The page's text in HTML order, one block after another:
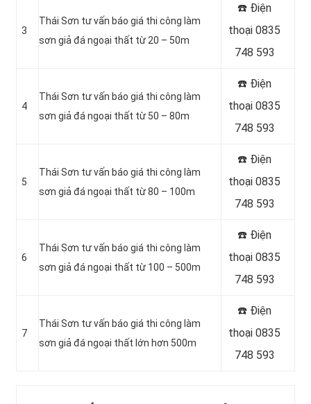
3
Thái Sơn tư vấn báo giá thi công làm
sơn giả đá ngoại thất từ 20 – 50m
☎️ Điện
thoại 0835
748 593
4
Thái Sơn tư vấn báo giá thi công làm
sơn giả đá ngoại thất từ 50 – 80m
☎️ Điện
thoại 0835
748 593
5
Thái Sơn tư vấn báo giá thi công làm
sơn giả đá ngoại thất từ 80 – 100m
☎️ Điện
thoại 0835
748 593
6
Thái Sơn tư vấn báo giá thi công làm
sơn giả đá ngoại thất từ 100 – 500m
☎️ Điện
thoại 0835
748 593
7
Thái Sơn tư vấn báo giá thi công làm
sơn giả đá ngoại thất lớn hơn 500m
☎️ Điện
thoại 0835
748 593